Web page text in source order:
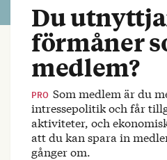
Du
förmåner
medlem?
PRO Som medlem är du
intressepolitik och får
aktiviteter, och
att du kan spara in
gånger om.